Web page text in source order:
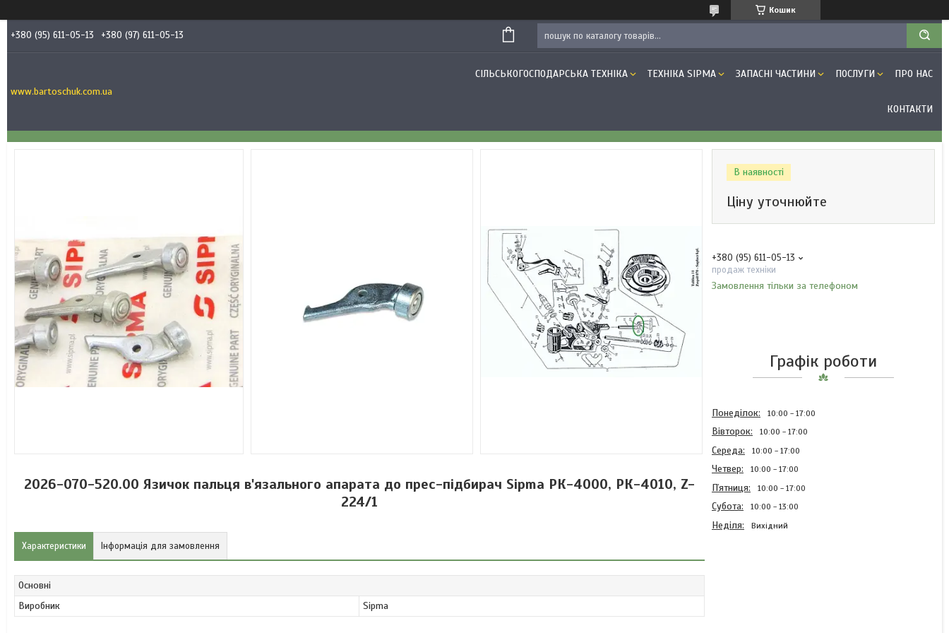
Кошик
+380 (95) 611-05-13 +380 (97) 611-05-13
www.bartoschuk.com.ua
СІЛЬСЬКОГОСПОДАРСЬКА ТЕХНІКА ТЕХНІКА SIPMA ЗАПАСНІ ЧАСТИНИ ПОСЛУГИ ПРО НАС
КОНТАКТИ
2026-070-520.00 Язичок пальця в'язального апарата до прес-підбирач Sipma РК-4000, РК-4010, Z-
224/1
Характеристики Інформація для замовлення
Основні
Виробник
Sipma
В наявності
Ціну уточнюйте
+380 (95) 611-05-13
продаж техніки
Замовлення тільки за телефоном
Графік роботи
Понеділок 10:00 17:00
Вівторок 10:00 17:00
Середа 10:00 17:00
Четвер 10:00 17:00
Пʼятниця 10:00 17:00
Субота 10:00 13:00
Неділя Вихідний